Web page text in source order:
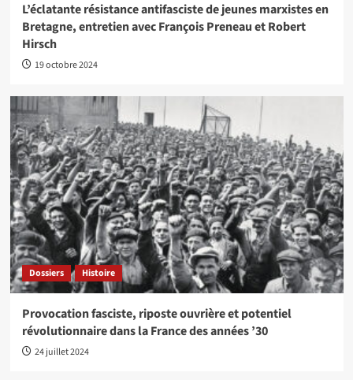
L’éclatante résistance antifasciste de jeunes marxistes en
Bretagne, entretien avec François Preneau et Robert
Hirsch
19 octobre 2024
Dossiers Histoire
Provocation fasciste, riposte ouvrière et potentiel
révolutionnaire dans la France des années ’30
24 juillet 2024